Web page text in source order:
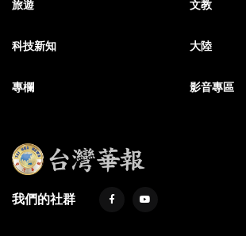
旅遊 文教
科技新知 大陸
專欄 影音專區
我們的社群